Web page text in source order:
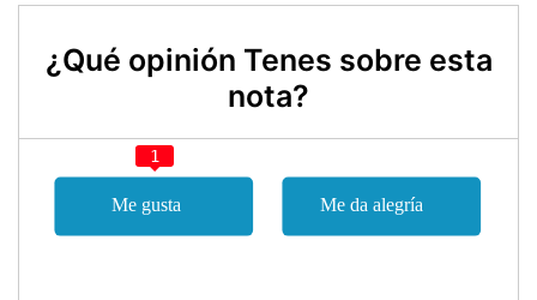
¿Qué opinión Tenes sobre esta
nota?
1